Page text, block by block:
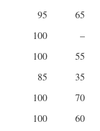
65
95
–
100
55
100
35
85
70
100
60
100